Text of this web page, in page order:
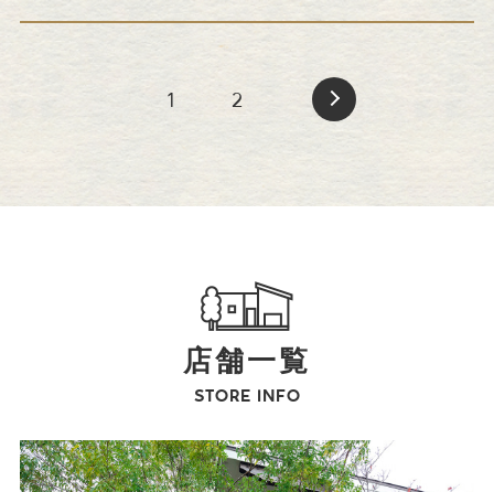
1 2
店舗一覧
STORE INFO